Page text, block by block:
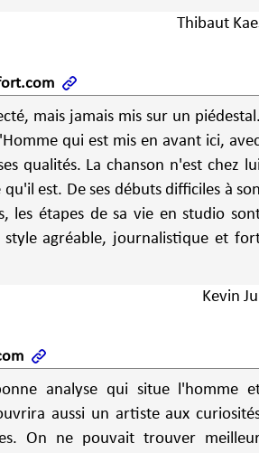
Thibaut
mais jamais mis sur un
qui est mis en avant ici,
qualités. La chanson n'est chez
est. De ses débuts difficiles à
les étapes de sa vie en studio
style agréable, journalistique et
Kevin
analyse qui situe l'homme
aussi un artiste aux
On ne pouvait trouver